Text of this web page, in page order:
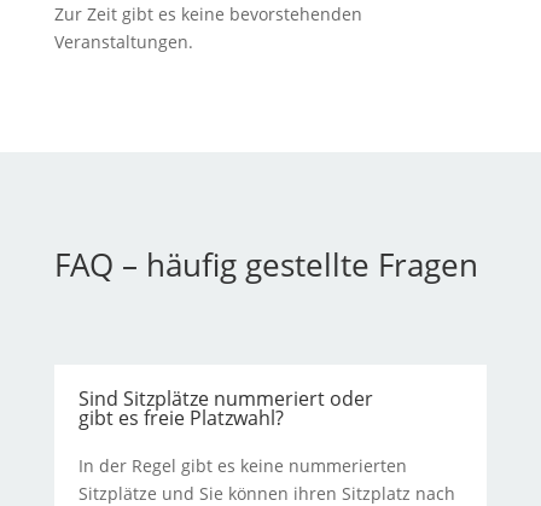
Zur Zeit gibt es keine bevorstehenden
Veranstaltungen.
FAQ – häufig gestellte Fragen
Sind Sitzplätze nummeriert oder
gibt es freie Platzwahl?
In der Regel gibt es keine nummerierten
Sitzplätze und Sie können ihren Sitzplatz nach